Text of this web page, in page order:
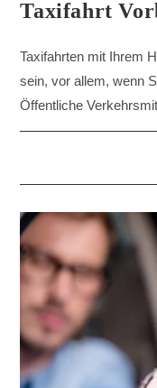
Taxifahrt
Taxifahrten mit Ihrem
sein, vor allem, wenn
Öffentliche